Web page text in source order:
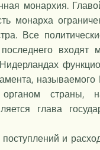
монархия.
монарха
Все
страны, на
глава
и